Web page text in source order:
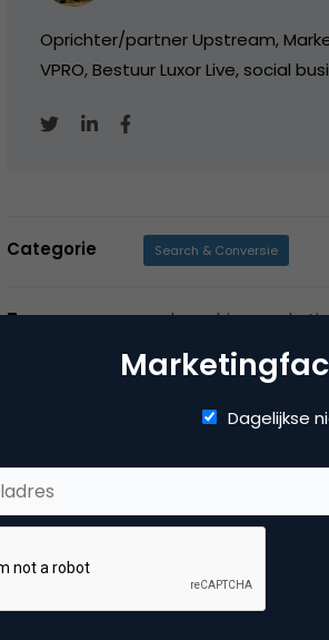
Oprichter/partner Upstream,
VPRO, Bestuur Luxor Live, social
Categorie Search & Conversie
Tags zoekmachine
gestegen van niks naar 3, backlinks
Dagelijkse